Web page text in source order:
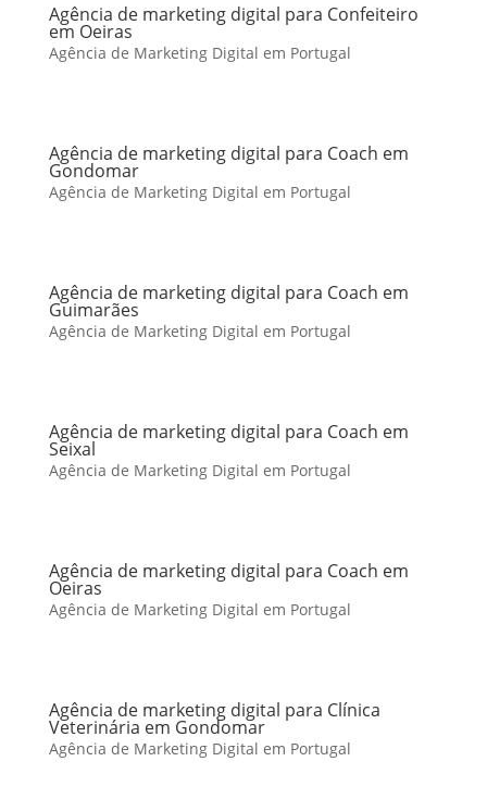
Agência de marketing digital para Confeiteiro
em Oeiras
Agência de Marketing Digital em Portugal
Agência de marketing digital para Coach em
Gondomar
Agência de Marketing Digital em Portugal
Agência de marketing digital para Coach em
Guimarães
Agência de Marketing Digital em Portugal
Agência de marketing digital para Coach em
Seixal
Agência de Marketing Digital em Portugal
Agência de marketing digital para Coach em
Oeiras
Agência de Marketing Digital em Portugal
Agência de marketing digital para Clínica
Veterinária em Gondomar
Agência de Marketing Digital em Portugal